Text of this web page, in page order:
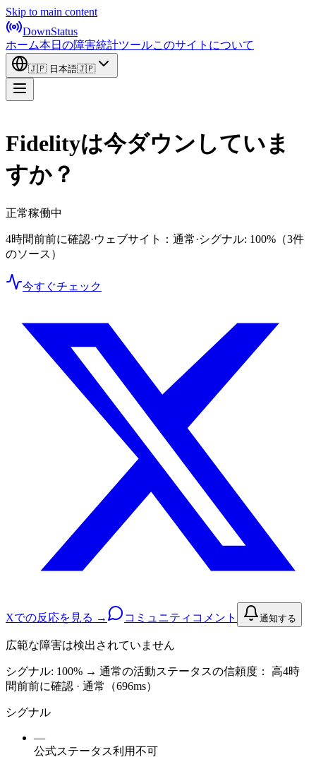
Skip to main content
DownStatus
ホーム本日の障害統計ツールこのサイトについて
🇯🇵 日本語🇯🇵
Fidelityは今ダウンしていま
すか？
正常稼働中
4時間前前に確認·ウェブサイト：通常·シグナル: 100% （3件
のソース）
今すぐチェック
Xでの反応を見る → コミュニティコメント 通知する
広範な障害は検出されていません
シグナル: 100% → 通常の活動ステータスの信頼度： 高4時
間前前に確認 · 通常（696ms）
シグナル
—
公式ステータス利用不可